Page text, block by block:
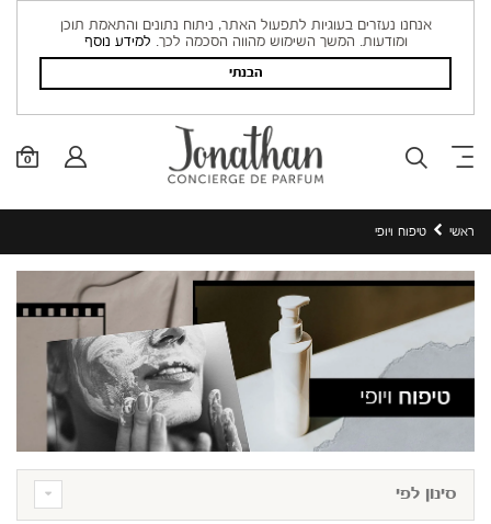
0
ראשי טיפוח ויופי
סינון לפי
אנחנו נעזרים בעוגיות לתפעול האתר, ניתוח נתונים והתאמת תוכן
ומודעות. המשך השימוש מהווה הסכמה לכך. למידע נוסף
הבנתי